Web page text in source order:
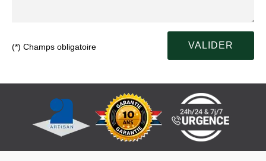
(*) Champs obligatoire